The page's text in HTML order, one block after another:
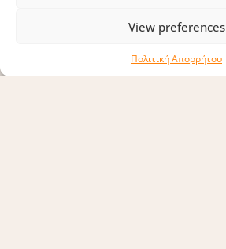
View preferences
Πολιτική Απορρήτου